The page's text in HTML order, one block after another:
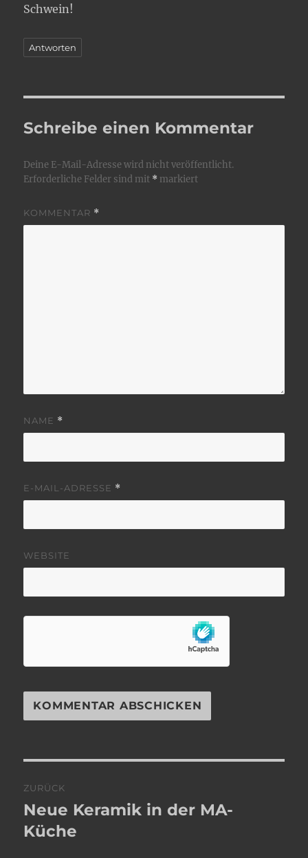
Schwein!
Antworten
Schreibe einen Kommentar
Deine E-Mail-Adresse wird nicht veröffentlicht.
Erforderliche Felder sind mit * markiert
KOMMENTAR *
NAME *
E-MAIL-ADRESSE *
WEBSITE
ZURÜCK
Vorheriger
Beitrag:
Neue Keramik in der MA-
Küche